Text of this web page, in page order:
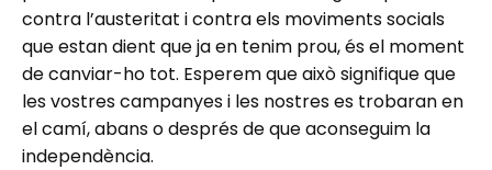
contra l’austeritat i contra els moviments socials
que estan dient que ja en tenim prou, és el moment
de canviar-ho tot. Esperem que això signifique que
les vostres campanyes i les nostres es trobaran en
el camí, abans o després de que aconseguim la
independència.